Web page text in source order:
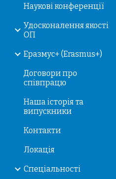
Наукові конференції
Удосконалення якості
ОП
Еразмус+ (Erasmus+)
Договори про
співпрацю
Наша історія та
випускники
Контакти
Локація
Спеціальності